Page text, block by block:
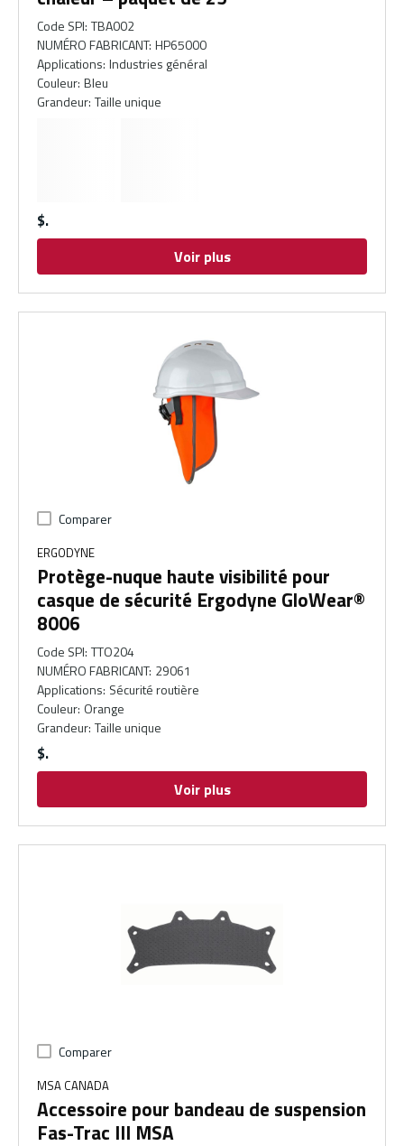
Code SPI: TBA002
NUMÉRO FABRICANT: HP65000
Applications: Industries général
Couleur: Bleu
Grandeur: Taille unique
$
Voir plus
Comparer
ERGODYNE
Protège-nuque haute visibilité pour
casque de sécurité Ergodyne GloWear®
8006
Code SPI: TTO204
NUMÉRO FABRICANT: 29061
Applications: Sécurité routière
Couleur: Orange
Grandeur: Taille unique
$
Voir plus
Comparer
MSA CANADA
Accessoire pour bandeau de suspension
Fas-Trac III MSA